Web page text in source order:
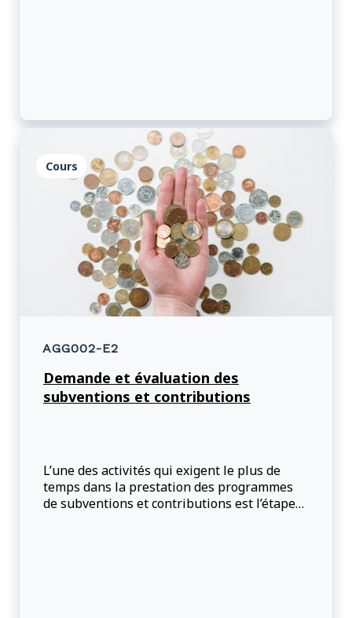
Cours
AGG002-E2
Demande et évaluation des
subventions et contributions
L’une des activités qui exigent le plus de
temps dans la prestation des programmes
de subventions et contributions est l’étape